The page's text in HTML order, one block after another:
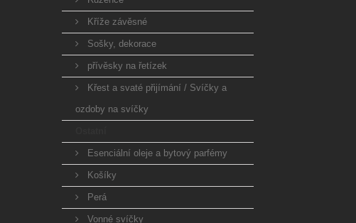
Kříže závěsné
Sošky, dekorace
přívěsky na řetízek
Křest a svaté přijímání / Svíčky a
ozdoby na svíčky
Esenciální oleje a bytový parfémy
Košíky
Perá
Vonné svíčky